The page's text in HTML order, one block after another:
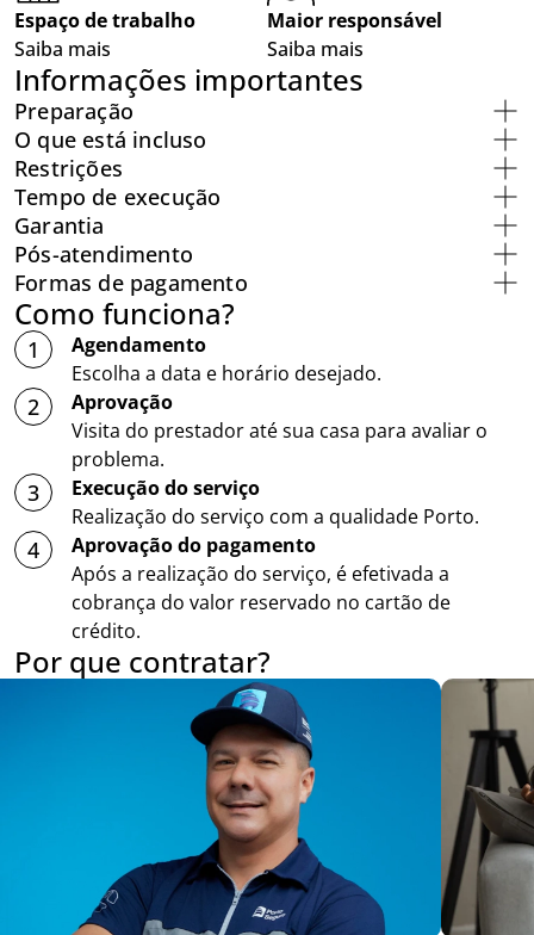
Espaço de trabalho
Saiba mais
Maior responsável
Saiba mais
Informações importantes
Preparação
O que está incluso
Restrições
Tempo de execução
Garantia
Pós-atendimento
Formas de pagamento
Como funciona?
1
Agendamento
Escolha a data e horário desejado.
2
Aprovação
Visita do prestador até sua casa para avaliar o
problema.
3
Execução do serviço
Realização do serviço com a qualidade Porto.
4
Aprovação do pagamento
Após a realização do serviço, é efetivada a
cobrança do valor reservado no cartão de
crédito.
Por que contratar?